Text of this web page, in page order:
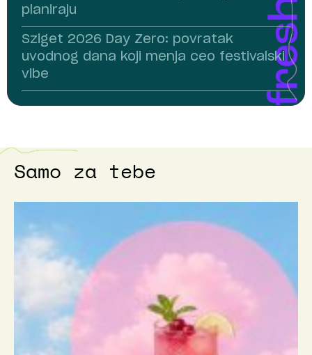
planiraju
Sziget 2026 Day Zero: povratak
uvodnog dana koji menja ceo festivalski
vibe
Samo za tebe